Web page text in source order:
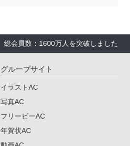
総会員数：1600万人を突破しました
グループサイト
イラストAC
写真AC
フリービーAC
年賀状AC